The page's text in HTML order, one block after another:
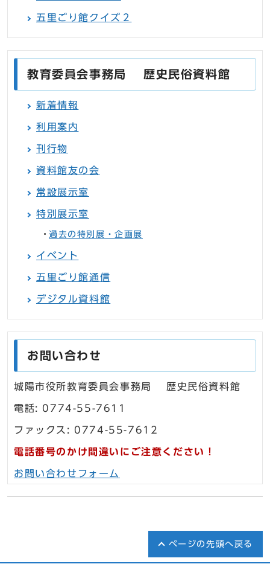
五里ごり館クイズ２
教育委員会事務局 歴史民俗資料館
新着情報
利用案内
刊行物
資料館友の会
常設展示室
特別展示室
過去の特別展・企画展
イベント
五里ごり館通信
デジタル資料館
お問い合わせ
城陽市役所教育委員会事務局 歴史民俗資料館
電話: 0774-55-7611
ファックス: 0774-55-7612
電話番号のかけ間違いにご注意ください！
お問い合わせフォーム
ページの先頭へ戻る